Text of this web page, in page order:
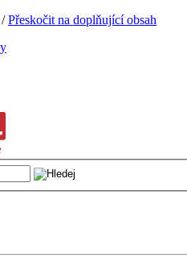
/Přeskočit na doplňující obsah